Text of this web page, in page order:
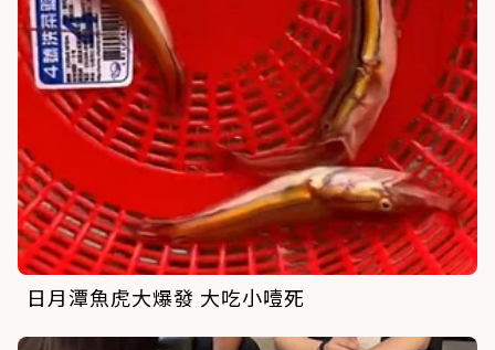
日月潭魚虎大爆發 大吃小噎死